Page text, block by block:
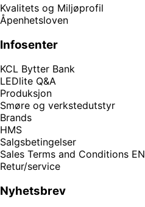
Kvalitets og Miljøprofil
Åpenhetsloven
Infosenter
KCL Bytter Bank
LEDlite Q&A
Produksjon
Smøre og verkstedutstyr
Brands
HMS
Salgsbetingelser
Sales Terms and Conditions EN
Retur/service
Nyhetsbrev